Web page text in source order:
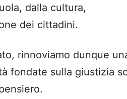
dalla cultura,
dei cittadini.
rinnoviamo dunque
fondate sulla giustizia